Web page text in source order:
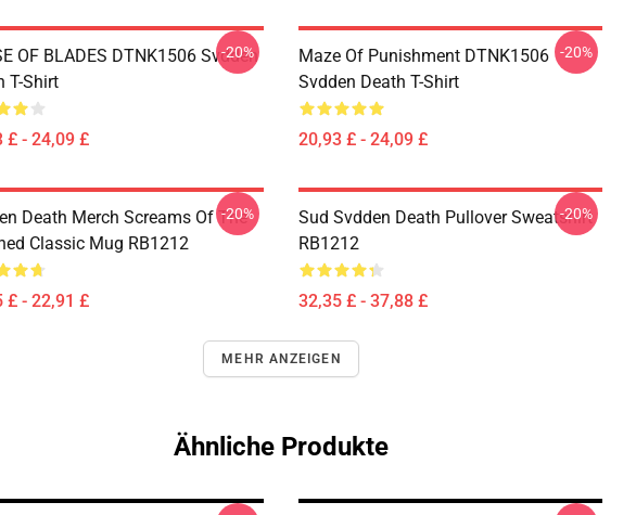
OF BLADES DTNK1506 Svdden
T-Shirt
£ - 24,09 £
-20%
Maze Of Punishment DTNK1506
Svdden Death T-Shirt
20,93 £ - 24,09 £
-20%
Death Merch Screams Of The
Classic Mug RB1212
£ - 22,91 £
-20%
Sud Svdden Death Pullover Sweatshirt
RB1212
32,35 £ - 37,88 £
-20%
MEHR ANZEIGEN
Ähnliche Produkte